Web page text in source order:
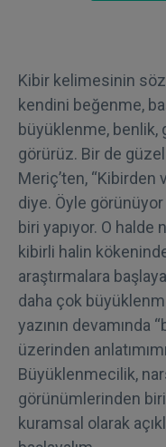
Kibir kelimesinin
kendini beğenme,
büyüklenme, benlik,
görürüz. Bir de
Meriç’ten,
diye. Öyle
biri yapıyor. O halde
kibirli halin
araştırmalara
daha çok
yazının devamında
üzerinden
Büyüklenmecilik,
görünümlerinden
kuramsal olarak